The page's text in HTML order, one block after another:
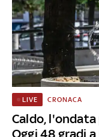
Caldo,
Oggi 48 gradi
LIVE CRONACA